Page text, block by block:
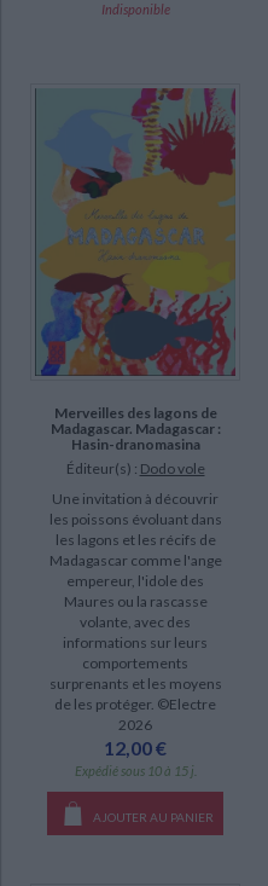
Indisponible
Merveilles des lagons de
Madagascar. Madagascar :
Hasin-dranomasina
Éditeur(s) : Dodo vole
Une invitation à découvrir
les poissons évoluant dans
les lagons et les récifs de
Madagascar comme l'ange
empereur, l'idole des
Maures ou la rascasse
volante, avec des
informations sur leurs
comportements
surprenants et les moyens
de les protéger. ©Electre
2026
12,00 €
Expédié sous 10 à 15 j.
AJOUTER AU PANIER